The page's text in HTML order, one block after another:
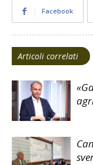
Facebook
Articoli correlati